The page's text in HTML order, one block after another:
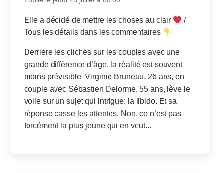
Elle a décidé de mettre les choses au clair
/
Tous les détails dans les commentaires
Derrière les clichés sur les couples avec une
grande différence d’âge, la réalité est souvent
moins prévisible. Virginie Bruneau, 26 ans, en
couple avec Sébastien Delorme, 55 ans, lève le
voile sur un sujet qui intrigue: la libido. Et sa
réponse casse les attentes. Non, ce n’est pas
forcément la plus jeune qui en veut...